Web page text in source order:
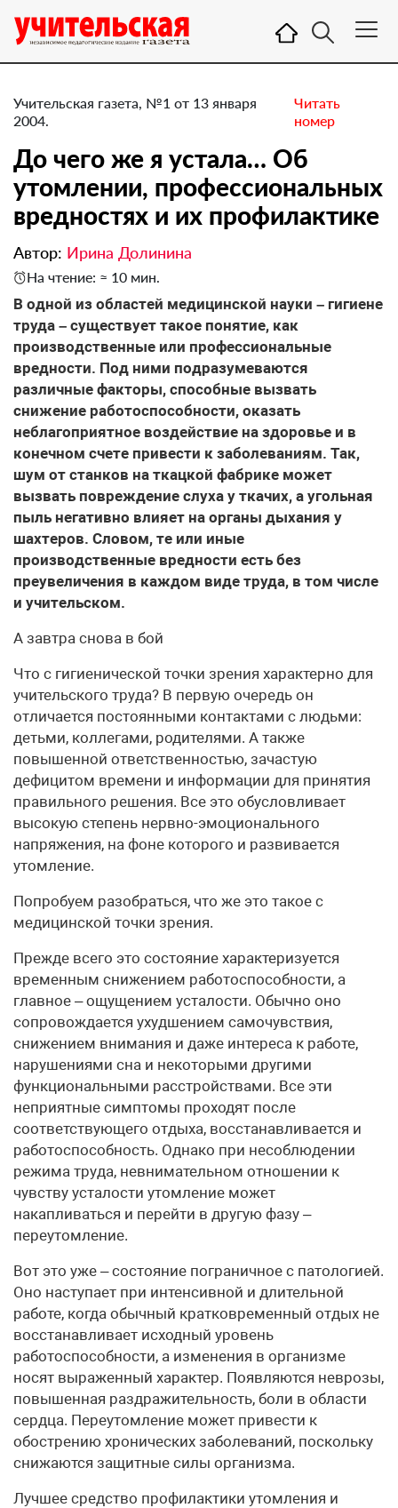
Учительская газета, №1 от 13 января
2004.
Читать
номер
До чего же я устала… Об
утомлении, профессиональных
вредностях и их профилактике
Автор: Ирина Долинина
На чтение: ≈ 10 мин.
В одной из областей медицинской науки – гигиене
труда – существует такое понятие, как
производственные или профессиональные
вредности. Под ними подразумеваются
различные факторы, способные вызвать
снижение работоспособности, оказать
неблагоприятное воздействие на здоровье и в
конечном счете привести к заболеваниям. Так,
шум от станков на ткацкой фабрике может
вызвать повреждение слуха у ткачих, а угольная
пыль негативно влияет на органы дыхания у
шахтеров. Словом, те или иные
производственные вредности есть без
преувеличения в каждом виде труда, в том числе
и учительском.
А завтра снова в бой
Что с гигиенической точки зрения характерно для
учительского труда? В первую очередь он
отличается постоянными контактами с людьми:
детьми, коллегами, родителями. А также
повышенной ответственностью, зачастую
дефицитом времени и информации для принятия
правильного решения. Все это обусловливает
высокую степень нервно-эмоционального
напряжения, на фоне которого и развивается
утомление.
Попробуем разобраться, что же это такое с
медицинской точки зрения.
Прежде всего это состояние характеризуется
временным снижением работоспособности, а
главное – ощущением усталости. Обычно оно
сопровождается ухудшением самочувствия,
снижением внимания и даже интереса к работе,
нарушениями сна и некоторыми другими
функциональными расстройствами. Все эти
неприятные симптомы проходят после
соответствующего отдыха, восстанавливается и
работоспособность. Однако при несоблюдении
режима труда, невнимательном отношении к
чувству усталости утомление может
накапливаться и перейти в другую фазу –
переутомление.
Вот это уже – состояние пограничное с патологией.
Оно наступает при интенсивной и длительной
работе, когда обычный кратковременный отдых не
восстанавливает исходный уровень
работоспособности, а изменения в организме
носят выраженный характер. Появляются неврозы,
повышенная раздражительность, боли в области
сердца. Переутомление может привести к
обострению хронических заболеваний, поскольку
снижаются защитные силы организма.
Лучшее средство профилактики утомления и